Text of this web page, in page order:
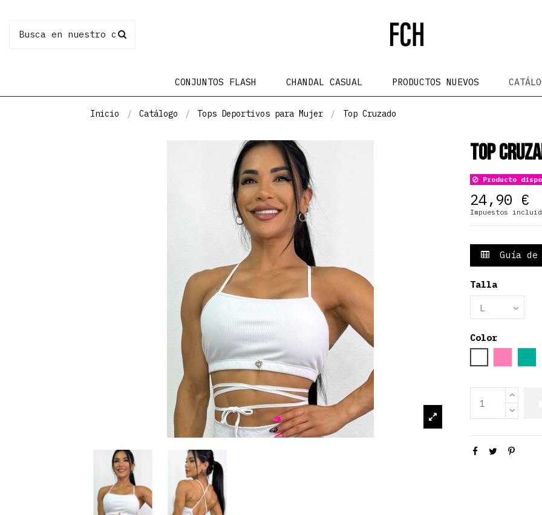
CONJUNTOS FLASH CHANDAL CASUAL PRODUCTOS NUEVOS
Inicio Catálogo Tops Deportivos para Mujer Top Cruzado
Top
Producto
24,90 €
Impuestos
Guía
Talla
Color